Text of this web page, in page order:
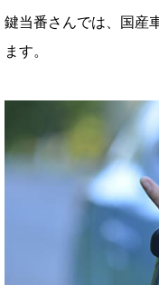
鍵当番さんでは、国産
ます。